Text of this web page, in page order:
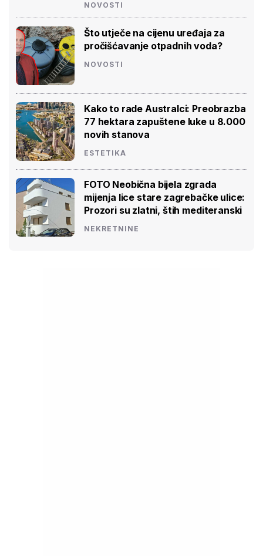
NOVOSTI
Što utječe na cijenu uređaja za
pročišćavanje otpadnih voda?
NOVOSTI
Kako to rade Australci: Preobrazba
77 hektara zapuštene luke u 8.000
novih stanova
ESTETIKA
FOTO Neobična bijela zgrada
mijenja lice stare zagrebačke ulice:
Prozori su zlatni, štih mediteranski
NEKRETNINE